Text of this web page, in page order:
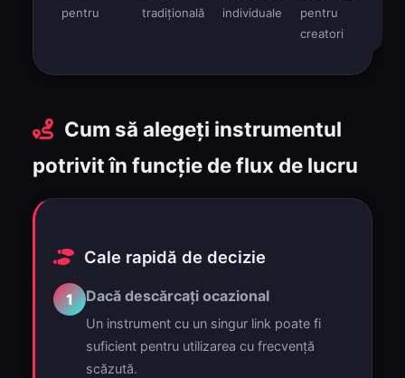
pentru
tradițională
individuale
pentru
creatori
Cum să alegeți instrumentul
potrivit în funcție de flux de lucru
Cale rapidă de decizie
1 Dacă descărcați ocazional
Un instrument cu un singur link poate fi
suficient pentru utilizarea cu frecvență
scăzută.